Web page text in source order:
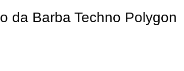
da Barba Techno Polygon